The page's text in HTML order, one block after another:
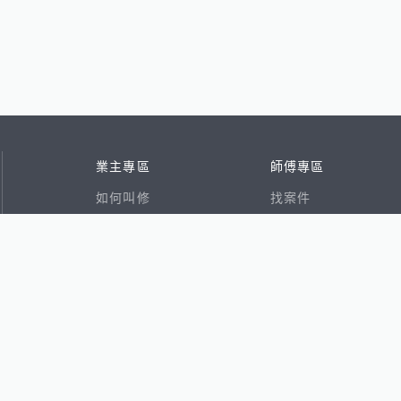
業主專區
如何叫修
師傅專區
找案件